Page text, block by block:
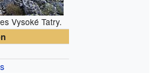
Vysoké Tatry.